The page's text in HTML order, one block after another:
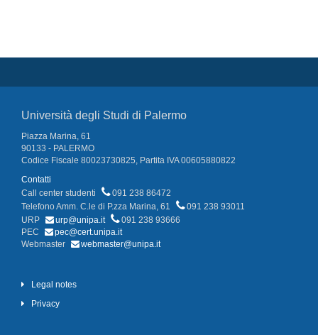
Università degli Studi di Palermo
Piazza Marina, 61
90133 - PALERMO
Codice Fiscale 80023730825, Partita IVA 00605880822
Contatti
Call center studenti
091 238 86472
Telefono Amm. C.le di P.zza Marina, 61
091 238 93011
URP
urp@unipa.it
091 238 93666
PEC
pec@cert.unipa.it
Webmaster
webmaster@unipa.it
Legal notes
Privacy